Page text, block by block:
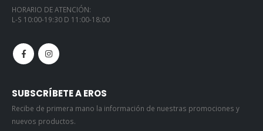
HORARIO DE ATENCIÓN:
L-S 10:00-19:30 D 11:00-18:00
SUBSCRÍBETE A EROS
Recibe de primera mano la información de nuestras promociones y
nuevos productos.